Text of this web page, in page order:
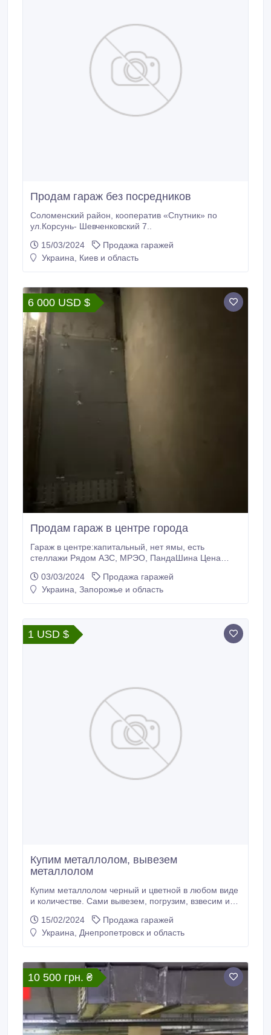
Продам гараж без посредников
Соломенский район, кооператив «Спутник» по
ул.Корсунь- Шевченковский 7..
15/03/2024
Продажа гаражей
Украина, Киев и область
6 000 USD $
Продам гараж в центре города
Гараж в центре:капитальный, нет ямы, есть
стеллажи Рядом АЗС, МРЭО, ПандаШина Цена
03/03/2024
Продажа гаражей
Украина, Запорожье и область
1 USD $
Купим металлолом, вывезем
металлолом
Купим металлолом черный и цветной в любом виде
и количестве. Сами вывезем, погрузим, взвесим и
0993114600, 0987855983..
15/02/2024
Продажа гаражей
Украина, Днепропетровск и область
10 500 грн. ₴